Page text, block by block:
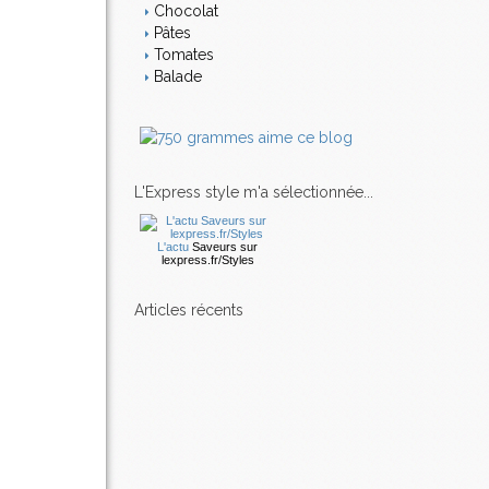
Chocolat
Pâtes
Tomates
Balade
L'Express style m'a sélectionnée...
L'actu Saveurs sur
lexpress.fr/Styles
articles récents